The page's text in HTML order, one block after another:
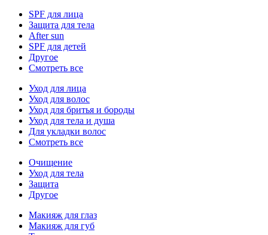
SPF для лица
Защита для тела
After sun
SPF для детей
Другое
Смотреть все
Уход для лица
Уход для волос
Уход для бритья и бороды
Уход для тела и душа
Для укладки волос
Смотреть все
Очищение
Уход для тела
Защита
Другое
Макияж для глаз
Макияж для губ